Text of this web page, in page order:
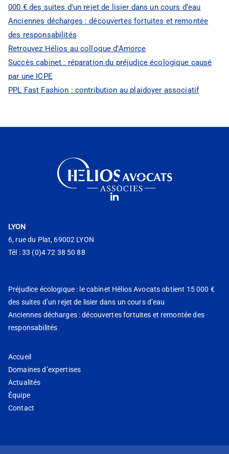
000 € des suites d’un rejet de lisier dans un cours d’eau
Anciennes décharges : découvertes fortuites et remontée
des responsabilités
Retrouvez Hélios au colloque d’Amorce
Succès cabinet : réparation du préjudice écologique causé
par une ICPE
PPL Fast Fashion : contribution au plaidoyer associatif
LYON
6, rue du Plat, 69002 LYON
Tél : 33 (0)4 72 38 50 88
Préjudice écologique : le cabinet Hélios Avocats obtient 15 000 €
des suites d’un rejet de lisier dans un cours d’eau
Anciennes décharges : découvertes fortuites et remontée des
responsabilités
Accueil
Domaines d’expertises
Actualités
Équipe
Contact